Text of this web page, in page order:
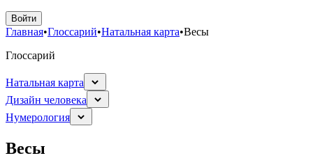
Войти
Главная•Глоссарий•Натальная карта•Весы
Глоссарий
Натальная карта
Дизайн человека
Нумерология
Весы